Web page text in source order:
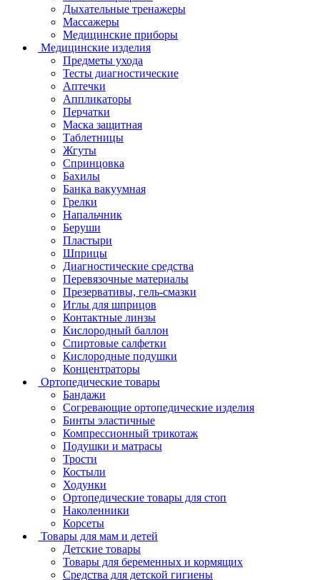
Дыхательные тренажеры
Массажеры
Медицинские приборы
Медицинские изделия
Предметы ухода
Тесты диагностические
Аптечки
Аппликаторы
Перчатки
Маска защитная
Таблетницы
Жгуты
Спринцовка
Бахилы
Банка вакуумная
Грелки
Напальчник
Беруши
Пластыри
Шприцы
Диагностические средства
Перевязочные материалы
Презервативы, гель-смазки
Иглы для шприцов
Контактные линзы
Кислородный баллон
Спиртовые салфетки
Кислородные подушки
Концентраторы
Ортопедические товары
Бандажи
Согревающие ортопедические изделия
Бинты эластичные
Компрессионный трикотаж
Подушки и матрасы
Трости
Костыли
Ходунки
Ортопедические товары для стоп
Наколенники
Корсеты
Товары для мам и детей
Детские товары
Товары для беременных и кормящих
Средства для детской гигиены